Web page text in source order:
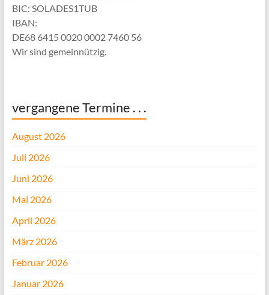
BIC: SOLADES1TUB
IBAN:
DE68 6415 0020 0002 7460 56
Wir sind gemeinnützig.
vergangene Termine . . .
August 2026
Juli 2026
Juni 2026
Mai 2026
April 2026
März 2026
Februar 2026
Januar 2026